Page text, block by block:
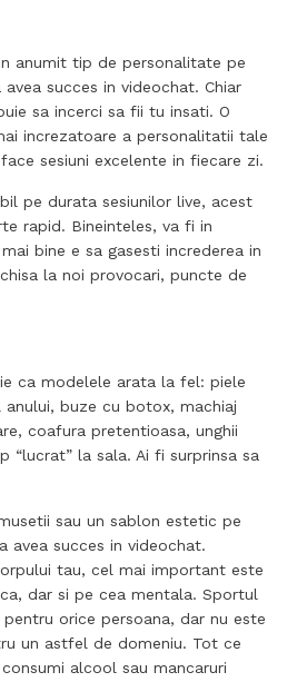
anumit tip de personalitate pe
succes in videochat. Chiar
sa incerci sa fii tu insati. O
increzatoare a personalitatii tale
sesiuni excelente in fiecare zi.
pe durata sesiunilor live, acest
rapid. Bineinteles, va fi in
bine e sa gasesti increderea in
la noi provocari, puncte de
ca modelele arata la fel: piele
buze cu botox, machiaj
coafura pretentioasa, unghii
“lucrat” la sala. Ai fi surprinsa sa
sau un sablon estetic pe
avea succes in videochat.
tau, cel mai important este
dar si pe cea mentala. Sportul
orice persoana, dar nu este
un astfel de domeniu. Tot ce
alcool sau mancaruri